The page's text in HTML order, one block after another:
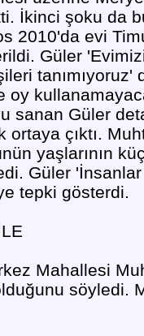
İkinci şoku da
2010'da evi
Güler
oy
sanan Güler
ortaya çıktı.
yaşlarının
Güler 'İnsanlar
tepki gösterdi.
Mahallesi
söyledi.